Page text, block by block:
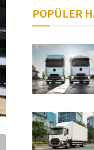
POPÜLER